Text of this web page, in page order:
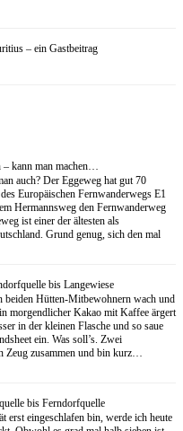
– ein Gastbeitrag
– kann man machen…
auch? Der Eggeweg hat gut 70
Europäischen Fernwanderwegs E1
Hermannsweg den Fernwanderweg
ist einer der ältesten als
Grund genug, sich den mal
bis Langewiese
beiden Hütten-Mitbewohnern wach und
morgendlicher Kakao mit Kaffee ärgert
in der kleinen Flasche und so saue
ein. Was soll’s. Zwei
Zeug zusammen und bin kurz…
bis Ferndorfquelle
erst eingeschlafen bin, werde ich heute